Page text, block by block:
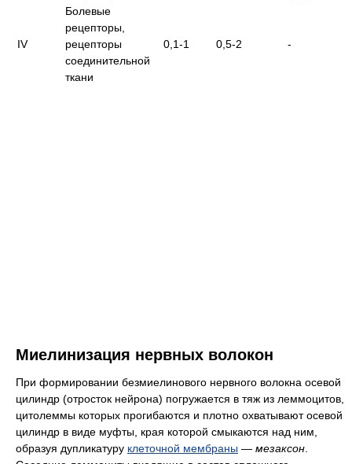
IV
Болевые
рецепторы,
рецепторы
соединительной
ткани
0,1-1 0,5-2 -
Миелинизация нервных волокон
При формировании безмиелинового нервного волокна осевой
цилиндр (отросток нейрона) погружается в тяж из леммоцитов,
цитолеммы которых прогибаются и плотно охватывают осевой
цилиндр в виде муфты, края которой смыкаются над ним,
образуя дупликатуру клеточной мембраны — мезаксон